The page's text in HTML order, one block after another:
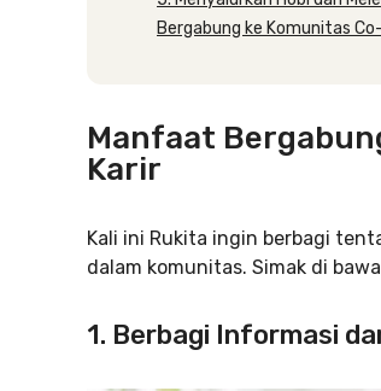
Bergabung ke Komunitas
Manfaat
Karir
Kali ini Rukita ingin berbagi
dalam komunitas. Simak di
1. Berbagi Informasi